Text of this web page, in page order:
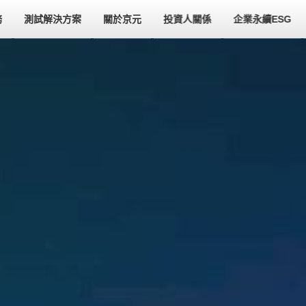
測試解決方案 關於京元 投資人關係 企業永續ESG